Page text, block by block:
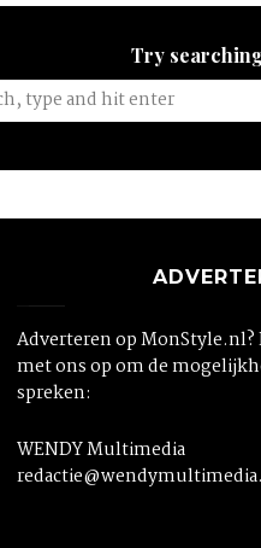
Try
Adverteren op
met ons op om de
spreken:
WENDY Multimedia